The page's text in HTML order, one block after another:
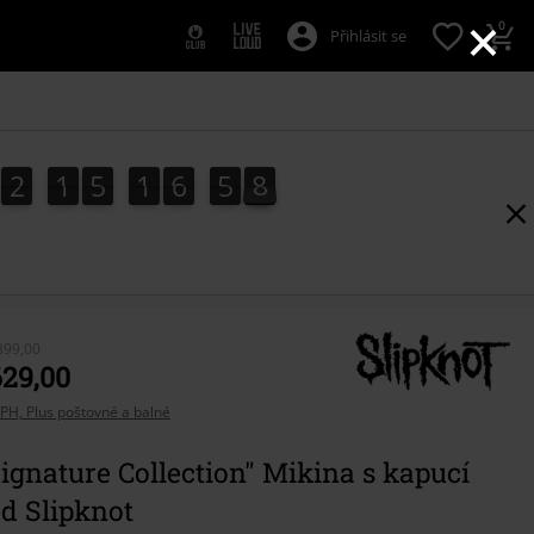
×
Přihlásit se 0
2
2 1
1 5
5 1
1 6
7
6 5
0
5 7
8
7
9
8
Plus poštovné a balné
Collection" Mikina s kapucí
Slipknot